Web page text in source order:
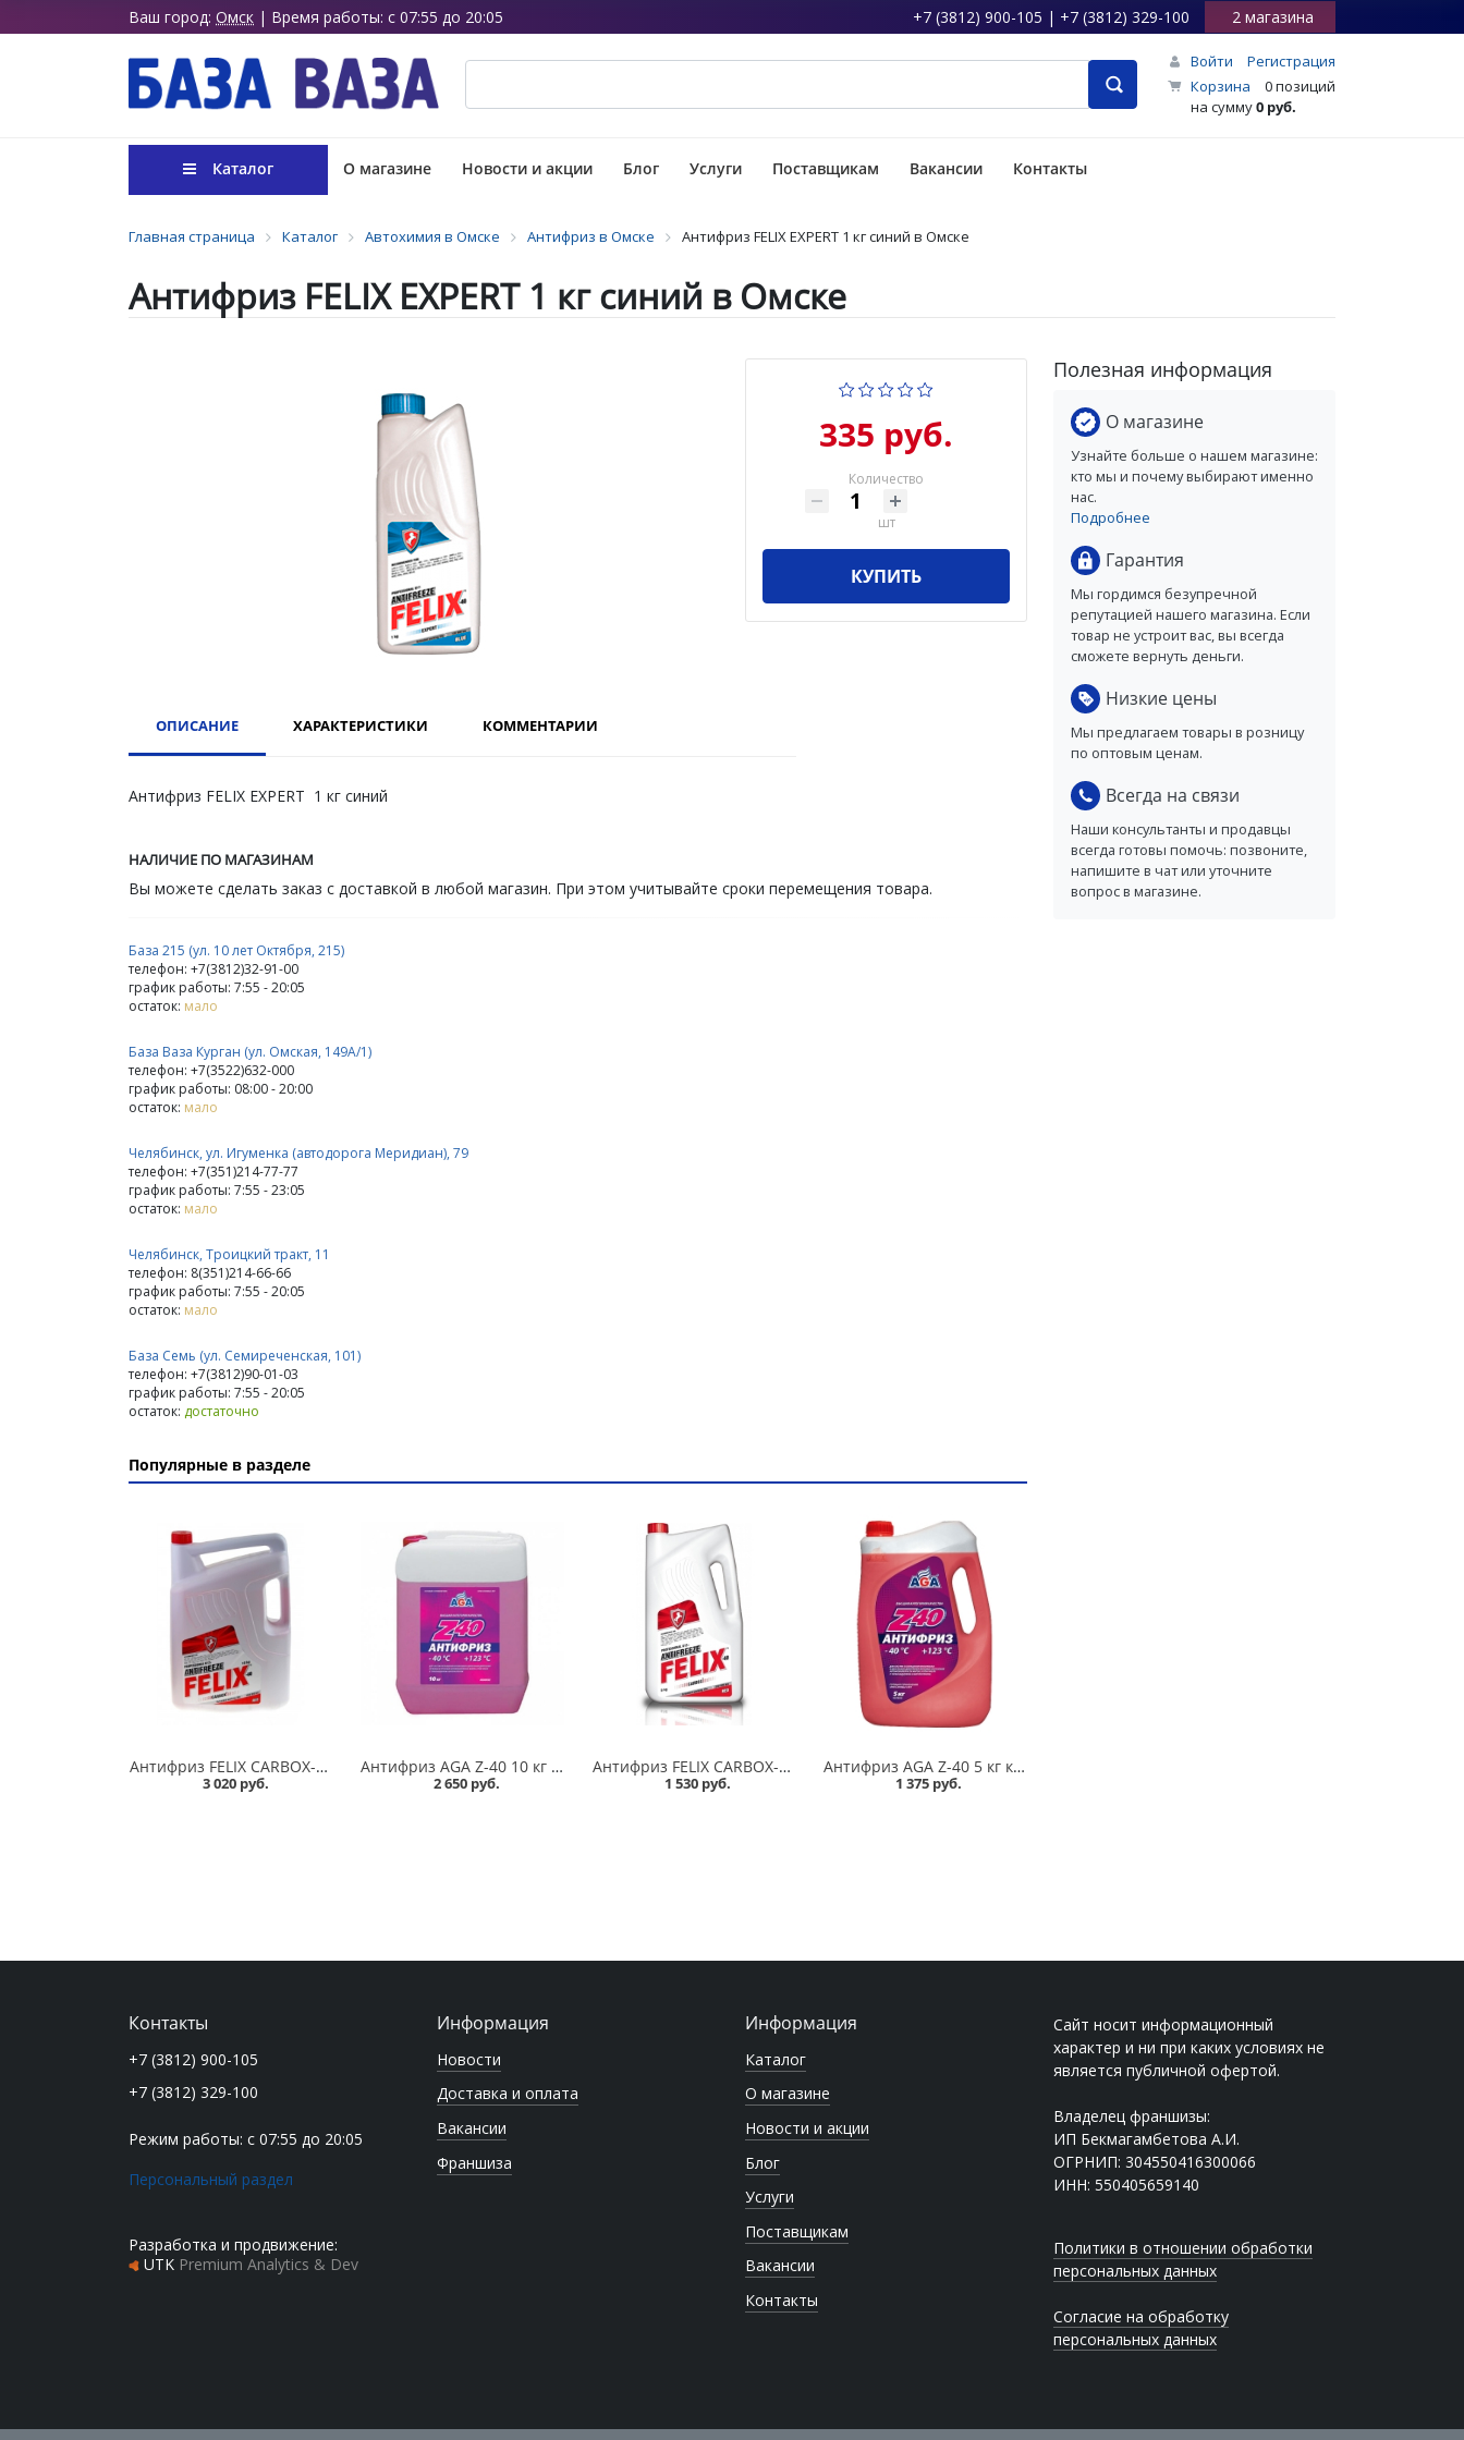
Ваш город: Омск | Время работы: с 07:55 до 20:05 +7 (3812) 900-105 | +7 (3812) 329-100 2 магазина
Войти
Регистрация
Корзина
0 позиций
на сумму0 руб.
Каталог О магазине Новости и акции Блог Услуги Поставщикам Вакансии Контакты
Главная страница Каталог Автохимия в Омске Антифриз в Омске Антифриз FELIX EXPERT 1 кг синий в Омске
Антифриз FELIX EXPERT 1 кг синий в Омске
335 руб.
Количество
шт
КУПИТЬ
ОПИСАНИЕ ХАРАКТЕРИСТИКИ КОММЕНТАРИИ
Антифриз FELIX EXPERT 1 кг синий
НАЛИЧИЕ ПО МАГАЗИНАМ
Вы можете сделать заказ с доставкой в любой магазин. При этом учитывайте сроки перемещения товара.
База 215 (ул. 10 лет Октября, 215)
телефон: +7(3812)32-91-00
график работы: 7:55 - 20:05
остаток: мало
База Ваза Курган (ул. Омская, 149А/1)
телефон: +7(3522)632-000
график работы: 08:00 - 20:00
остаток: мало
Челябинск, ул. Игуменка (автодорога Меридиан), 79
телефон: +7(351)214-77-77
график работы: 7:55 - 23:05
остаток: мало
Челябинск, Троицкий тракт, 11
телефон: 8(351)214-66-66
график работы: 7:55 - 20:05
остаток: мало
База Семь (ул. Семиреченская, 101)
телефон: +7(3812)90-01-03
график работы: 7:55 - 20:05
остаток: достаточно
Популярные в разделе
Антифриз FELIX CARBOX-40 10 кг красный в Омске
3 020 руб.
Антифриз AGA Z-40 10 кг красный в Омске
2 650 руб.
Антифриз FELIX CARBOX-40 5 кг красный в Омске
1 530 руб.
Антифриз AGA Z-40 5 кг красный в Омске
1 375 руб.
Полезная информация
О магазине
Узнайте больше о нашем магазине:
кто мы и почему выбирают именно
нас.
Подробнее
Гарантия
Мы гордимся безупречной
репутацией нашего магазина. Если
товар не устроит вас, вы всегда
сможете вернуть деньги.
Низкие цены
Мы предлагаем товары в розницу
по оптовым ценам.
Всегда на связи
Наши консультанты и продавцы
всегда готовы помочь: позвоните,
напишите в чат или уточните
вопрос в магазине.
Информация
Новости
Доставка и оплата
Вакансии
Франшиза
Информация
Каталог
О магазине
Новости и акции
Блог
Услуги
Поставщикам
Вакансии
Контакты
Сайт носит информационный
характер и ни при каких условиях не
является публичной офертой.
Владелец франшизы:
ИП Бекмагамбетова А.И.
ОГРНИП: 304550416300066
ИНН: 550405659140
Политики в отношении обработки
персональных данных
Согласие на обработку
персональных данных
Контакты
+7 (3812) 900-105
+7 (3812) 329-100
Режим работы: с 07:55 до 20:05
Персональный раздел
Разработка и продвижение:
UTK Premium Analytics & Dev